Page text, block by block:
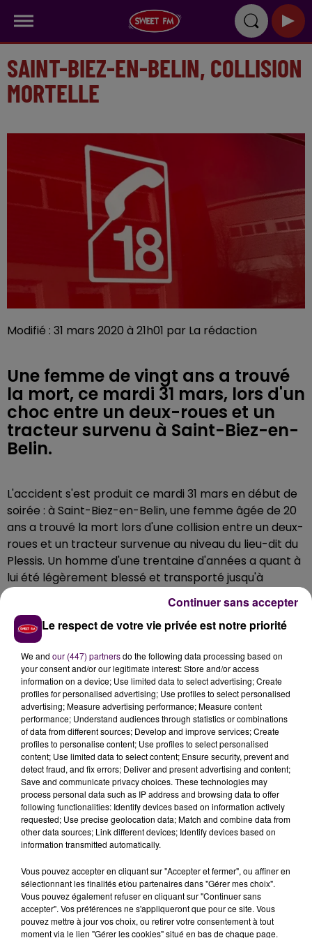
SAINT-BIEZ-EN-BELIN, COLLISION
MORTELLE
Modifié : 31 mars 2020 à 21h01 par La rédaction
Une femme de vingt ans a trouvé
la mort, ce mardi 31 mars, lors d'un
choc entre un deux-roues et un
tracteur survenu à Saint-Biez-en-
Belin.
L'accident s'est produit ce mardi 31 mars en début de
soirée : à Saint-Biez-en-Belin, une femme âgée de 20
ans a trouvé la mort lors d'une collision entre un deux-
roues et un tracteur survenue au niveau du lieu-dit du
Plessis. Un homme d'une trentaine d'années a quant à
lui été légèrement blessé et transporté jusqu'à
l'hôpital du Bailleul selon les secouristes, qui ne
précisent pas, pour l'instant, les circonstances du
drame.
À LA UNE
7 août 2026
Gagnez vos pass pour le V and B Fest' 2026 !
11 juillet 2026
Inscrivez-vous au casting The Voice & The Voice
Kids !
Le respect de votre vie privée est notre priorité
We and our (447) partnersdo the following data processing based on
your consent and/or our legitimate interest: Store and/or access
information on a device; Use limited data to select advertising; Create
profiles for personalised advertising; Use profiles to select personalised
advertising; Measure advertising performance; Measure content
performance; Understand audiences through statistics or combinations
of data from different sources; Develop and improve services; Create
profiles to personalise content; Use profiles to select personalised
content; Use limited data to select content; Ensure security, prevent and
detect fraud, and fix errors; Deliver and present advertising and content;
Save and communicate privacy choices. These technologies may
process personal data such as IP address and browsing data to offer
following functionalities: Identify devices based on information actively
requested; Use precise geolocation data; Match and combine data from
other data sources; Link different devices; Identify devices based on
information transmitted automatically.
Vous pouvez accepter en cliquant sur "Accepter et fermer", ou affiner en
sélectionnant les finalités et/ou partenaires dans "Gérer mes choix".
Vous pouvez également refuser en cliquant sur "Continuer sans
accepter". Vos préférences ne s'appliqueront que pour ce site. Vous
pouvez mettre à jour vos choix, ou retirer votre consentement à tout
moment via le lien "Gérer les cookies" situé en bas de chaque page.
Continuer sans accepter